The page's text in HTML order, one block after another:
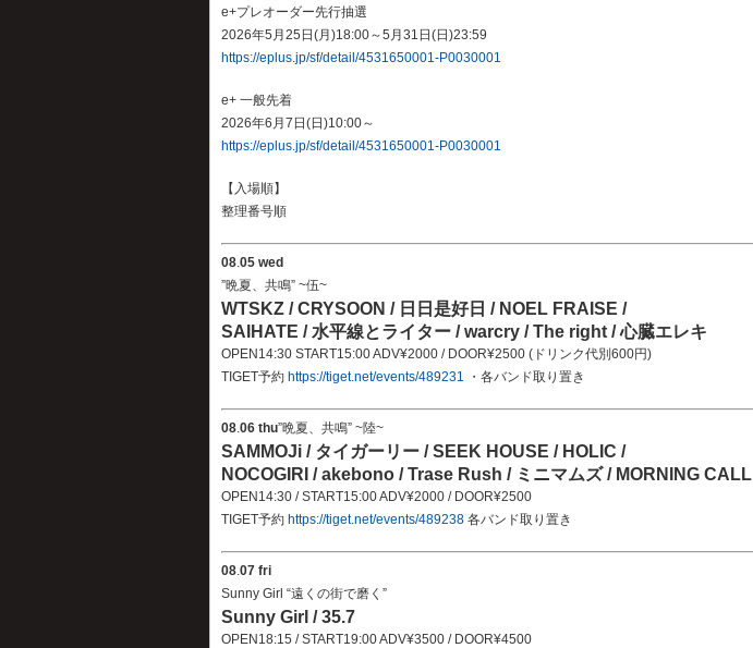
e+プレオーダー先行抽選
2026年5月25日(月)18:00～5月31日(日)23:59
https://eplus.jp/sf/detail/4531650001-P0030001
e+ 一般先着
2026年6月7日(日)10:00～
https://eplus.jp/sf/detail/4531650001-P0030001
【入場順】
整理番号順
08.05 wed
”晩夏、共鳴” ~伍~
WTSKZ / CRYSOON / 日日是好日 / NOEL FRAISE /
SAIHATE / 水平線とライター / warcry / The right / 心臓エレキ
OPEN14:30 START15:00 ADV¥2000 / DOOR¥2500 (ドリンク代別600円)
TIGET予約 https://tiget.net/events/489231 ・各バンド取り置き
08.06 thu”晩夏、共鳴” ~陸~
SAMMOJi / タイガーリー / SEEK HOUSE / HOLIC /
NOCOGIRI / akebono / Trase Rush / ミニマムズ / MORNING CALL
OPEN14:30 / START15:00 ADV¥2000 / DOOR¥2500
TIGET予約 https://tiget.net/events/489238 各バンド取り置き
08.07 fri
Sunny Girl “遠くの街で磨く”
Sunny Girl / 35.7
OPEN18:15 / START19:00 ADV¥3500 / DOOR¥4500